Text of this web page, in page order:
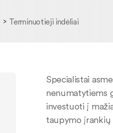
Terminuotieji indėliai
Specialistai
nenumatytiems
investuoti į
taupymo įrankių